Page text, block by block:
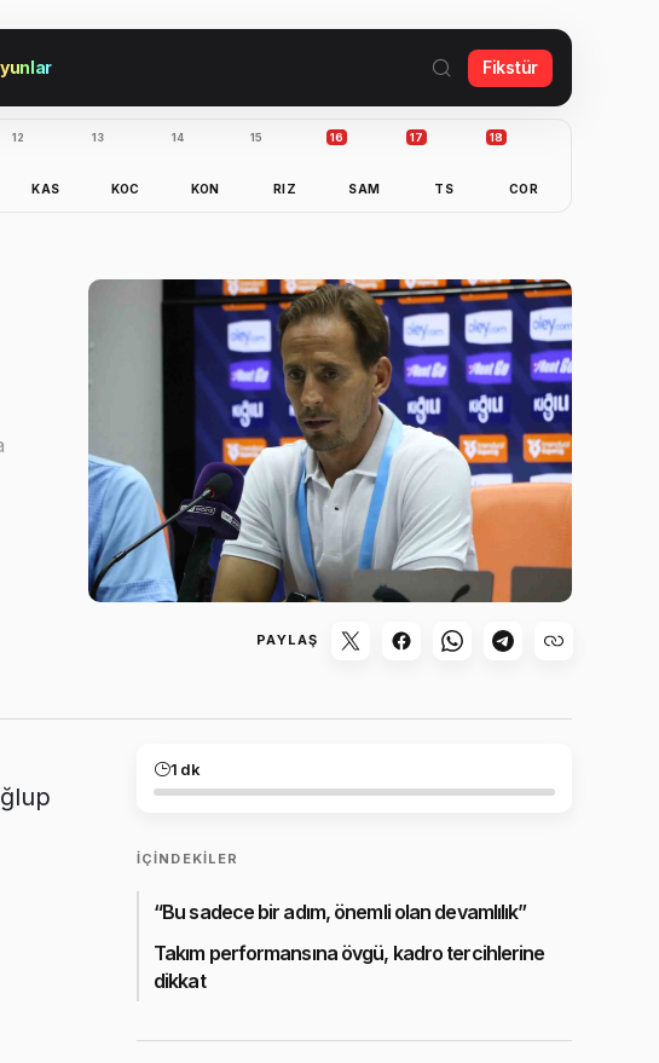
Fikstür
12
KAS
13
KOC
14
KON
15
RIZ
16
SAM
17
TS
18
COR
PAYLAŞ
1 dk
İÇINDEKILER
“Bu sadece bir adım, önemli olan devamlılık”
Takım performansına övgü, kadro tercihlerine
dikkat